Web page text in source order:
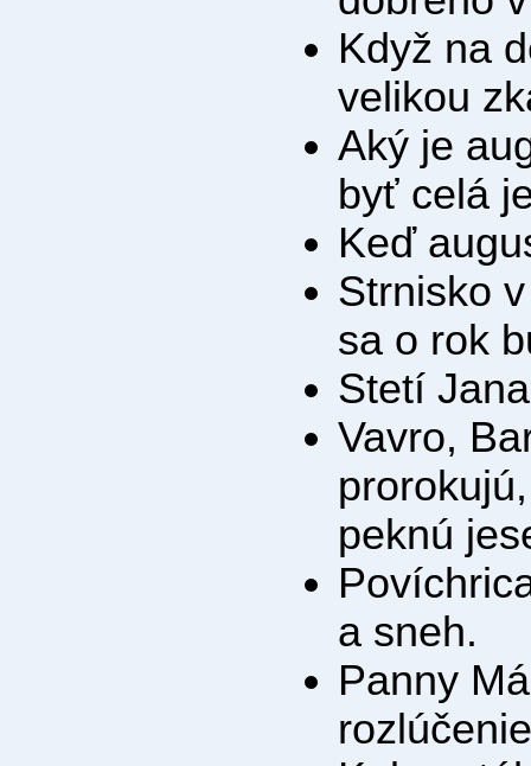
Když na
velikou
Aký je
byť celá
Keď
Strnisko
sa o rok
Stetí
Vavro,
peknú
a sneh.
Panny